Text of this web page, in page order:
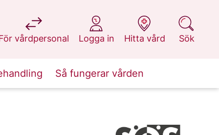
vårdpersonal
på 1177.se
Logga in
på 1177.se
Hitta vård
på 1177.se
Sök
på 1177.se
Så fungerar vården